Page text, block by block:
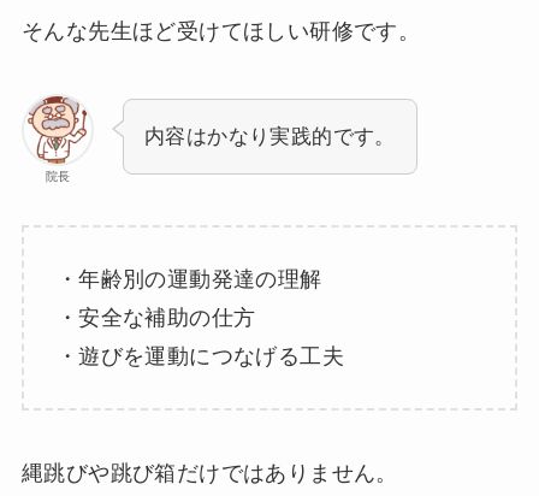
そんな先生ほど受けてほしい研修です。
院長
内容はかなり実践的です。
・年齢別の運動発達の理解
・安全な補助の仕方
・遊びを運動につなげる工夫
縄跳びや跳び箱だけではありません。